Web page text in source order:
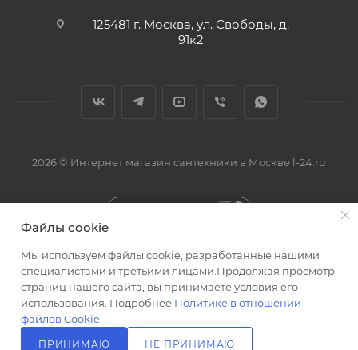
125481 г. Москва, ул. Свободы, д.
91к2
2026 © Интернет магазин сантехники в Москве l-24.ru
Разработка сайта
Файлы cookie
Мы используем файлы cookie, разработанные нашими
специалистами и третьими лицами.Продолжая просмотр
страниц нашего сайта, вы принимаете условия его
использования. Подробнее Политике в отношении
файлов Cookie
ПРИНИМАЮ НЕ ПРИНИМАЮ